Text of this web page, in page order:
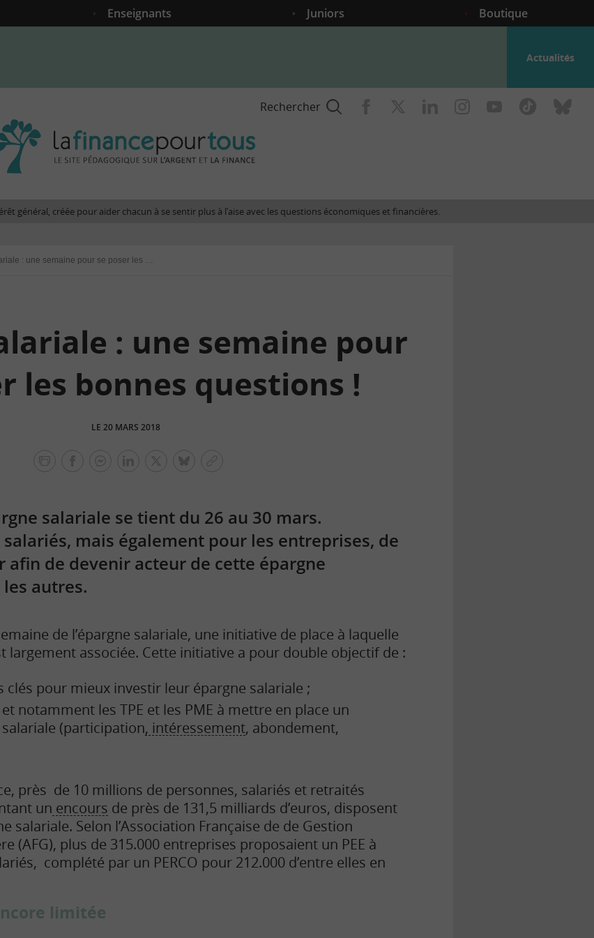
Enseignants Juniors Boutique
Actualités
Rechercher
finance
site
général, créée pour aider chacun à se sentir plus à l’aise avec les questions économiques et financières.
Epargne salariale : une semaine pour se poser les bonnes questions !
: une semaine pour
les bonnes questions !
LE 20 MARS 2018
salariale se tient du 26 au 30 mars.
salariés, mais également pour les entreprises, de
afin de devenir acteur de cette épargne
autres.
de l’épargne salariale, une initiative de place à laquelle
largement associée. Cette initiative a pour double objectif de :
clés pour mieux investir leur épargne salariale ;
notamment les TPE et les PME à mettre en place un
(participation, intéressement, abondement,
près de 10 millions de personnes, salariés et retraités
un encours de près de 131,5 milliards d’euros, disposent
salariale. Selon l’Association Française de de Gestion
(AFG), plus de 315.000 entreprises proposaient un PEE à
complété par un PERCO pour 212.000 d’entre elles en
limitée